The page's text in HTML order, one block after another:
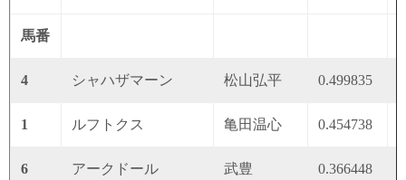
馬番
4 シャハザマーン 松山弘平 0.499835
1 ルフトクス 亀田温心 0.454738
6 アークドール 武豊 0.366448